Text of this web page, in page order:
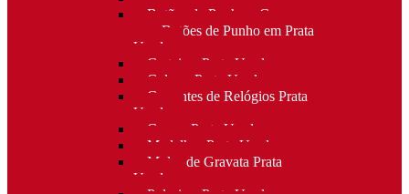
Botões de Punho e Capas
para Botões de Punho em Prata
Usada
Carteiras Prata Usada
Colares Prata Usada
Correntes de Relógios Prata
Usada
Cruzes Prata Usada
Medalhas Prata Usada
Molas de Gravata Prata
Usada